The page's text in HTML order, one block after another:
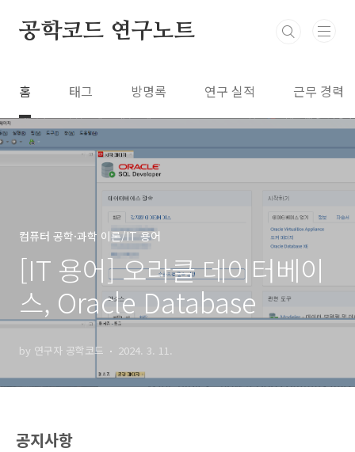
공학코드 연구노트
홈 태그 방명록 연구 실적 근무 경력
컴퓨터 공학·과학 이론/IT 용어
[IT 용어] 오라클 데이터베이
스, Oracle Database
by 연구자 공학코드 2024. 3. 11.
공지사항